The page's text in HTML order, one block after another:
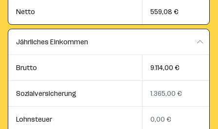
Netto 559,08 €
Jährliches Einkommen
Brutto 9.114,00 €
Sozialversicherung 1.365,00 €
Lohnsteuer 0,00 €